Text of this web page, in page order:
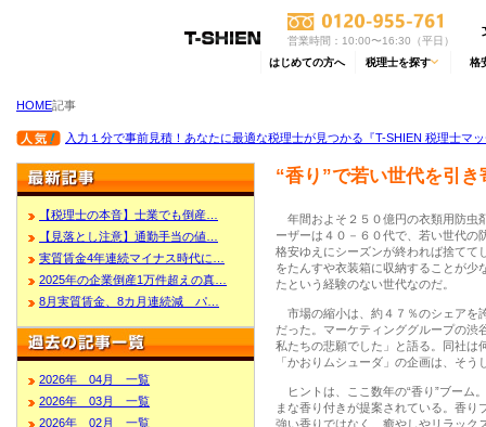
営業時間：10:00〜16:30（平日）
はじめての方へ 税理士を探す 格
HOME記事
入力１分で事前見積！あなたに最適な税理士が見つかる『T-SHIEN 税理士マ
【税理士の本音】士業でも倒産…
【見落とし注意】通勤手当の値…
実質賃金4年連続マイナス時代に…
2025年の企業倒産1万件超えの真…
8月実質賃金、8カ月連続減 パ…
2026年 04月 一覧
2026年 03月 一覧
2026年 02月 一覧
“香り”で若い世代を引
年間およそ２５０億円の衣類用防虫
ーザーは４０－６０代で、若い世代の
格安ゆえにシーズンが終われば捨てて
をたんすや衣装箱に収納することが少
たという経験のない世代なのだ。
市場の縮小は、約４７％のシェアを
だった。マーケティンググループの渋
私たちの悲願でした」と語る。同社は
「かおりムシューダ」の企画は、そう
ヒントは、ここ数年の“香り”ブーム
まな香り付きが提案されている。香
強い香りではなく、癒やしやリラック